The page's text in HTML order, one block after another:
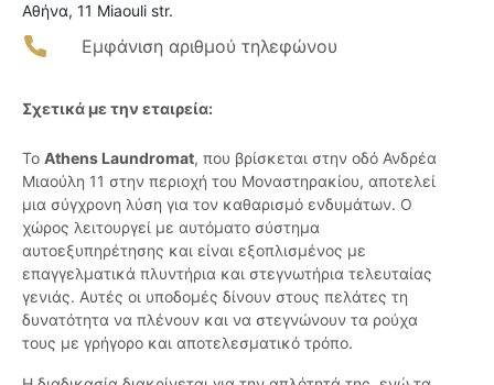
Αθήνα, 11 Miaouli str.
Εμφάνιση αριθμού τηλεφώνου
Σχετικά με την εταιρεία:
Το Athens Laundromat, που βρίσκεται στην οδό Ανδρέα
Μιαούλη 11 στην περιοχή του Μοναστηρακίου, αποτελεί
μια σύγχρονη λύση για τον καθαρισμό ενδυμάτων. Ο
χώρος λειτουργεί με αυτόματο σύστημα
αυτοεξυπηρέτησης και είναι εξοπλισμένος με
επαγγελματικά πλυντήρια και στεγνωτήρια τελευταίας
γενιάς. Αυτές οι υποδομές δίνουν στους πελάτες τη
δυνατότητα να πλένουν και να στεγνώνουν τα ρούχα
τους με γρήγορο και αποτελεσματικό τρόπο.